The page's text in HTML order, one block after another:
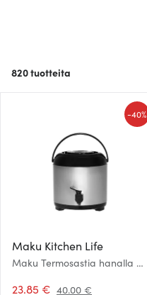
820tuotteita
Maku Kitchen Life
Maku Termosastia hanalla 6
23.85 € 40.00 €
-40%